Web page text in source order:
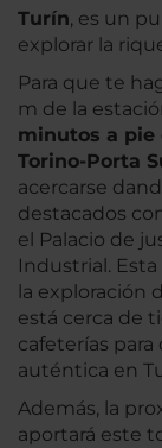
Turín, es un
explorar la
Para que te
m de la
minutos a pie
Torino-Porta
acercarse
destacados
el Palacio de
Industrial.
la exploración
está cerca de
cafeterías
auténtica en
Además, la
aportará este